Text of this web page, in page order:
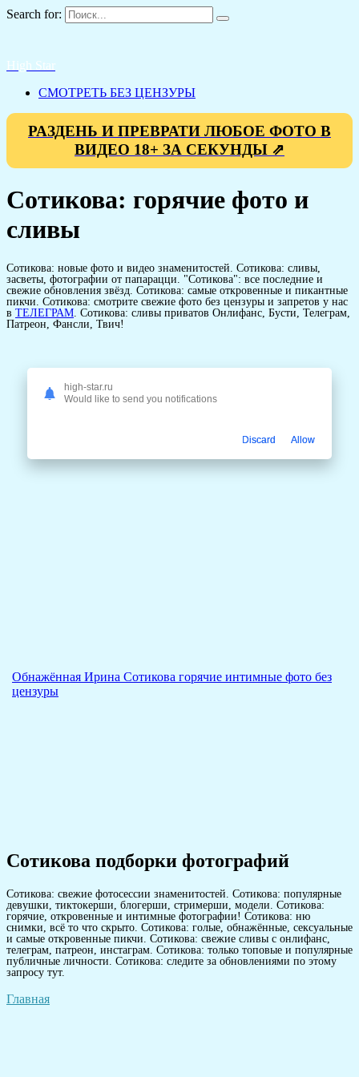
Search for:
High Star
СМОТРЕТЬ БЕЗ ЦЕНЗУРЫ
РАЗДЕНЬ И ПРЕВРАТИ ЛЮБОЕ ФОТО В
ВИДЕО 18+ ЗА СЕКУНДЫ ⇗
Сотикова: горячие фото и
сливы
Сотикова: новые фото и видео знаменитостей. Сотикова: сливы,
засветы, фотографии от папарацци. "Сотикова": все последние и
свежие обновления звёзд. Сотикова: самые откровенные и пикантные
пикчи. Сотикова: смотрите свежие фото без цензуры и запретов у нас
в ТЕЛЕГРАМ . Сотикова: сливы приватов Онлифанс, Бусти, Телеграм,
Патреон, Фансли, Твич!
Обнажённая Ирина Сотикова горячие интимные фото без
цензуры
Сотикова подборки фотографий
Сотикова: свежие фотосессии знаменитостей. Сотикова: популярные
девушки, тиктокерши, блогерши, стримерши, модели. Сотикова:
горячие, откровенные и интимные фотографии! Сотикова: ню
снимки, всё то что скрыто. Сотикова: голые, обнажённые, сексуальные
и самые откровенные пикчи. Сотикова: свежие сливы с онлифанс,
телеграм, патреон, инстаграм. Сотикова: только топовые и популярные
публичные личности. Сотикова: следите за обновлениями по этому
запросу тут.
Главная
high-star.ru
Would like to send you notifications
Discard Allow